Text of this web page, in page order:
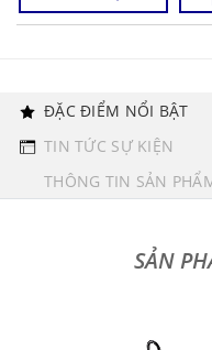
ĐẶC ĐIỂM NỔI BẬT
TIN TỨC SỰ KIỆN
THÔNG TIN SẢN